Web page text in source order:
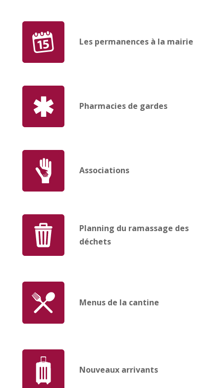
Les permanences à la mairie
Pharmacies de gardes
Associations
Planning du ramassage des
déchets
Menus de la cantine
Nouveaux arrivants